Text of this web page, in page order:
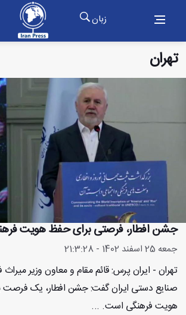
زبان
تهران
جشن افطار، فرصتی برای حفظ هویت
جمعه 25 اسفند 1402 - 21:3:28
تهران - ایران پرس: قائم مقام و معاون وزیر
صنایع دستی ایران گفت: جشن افطار، یک
هویت فرهنگی است. ...